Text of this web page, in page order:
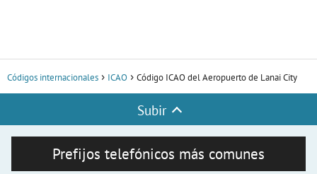
Códigos internacionales ICAO Código ICAO del Aeropuerto de Lanai City
Subir
Prefijos telefónicos más comunes